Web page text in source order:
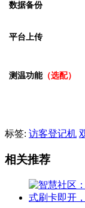
数据备份
平台上传
测温功能（选配）
标签: 访客登记机
相关推荐